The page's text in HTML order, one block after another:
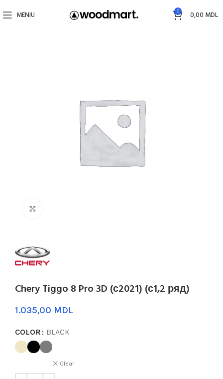
MENIU 0 0,00 MDL
Chery Tiggo 8 Pro 3D (с2021) (с1,2 ряд)
MDL
COLOR BLACK
Clear